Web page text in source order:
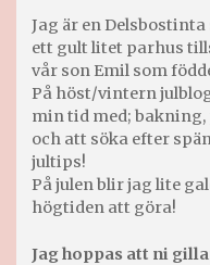
Jag är en
ett gult litet parhus
vår son Emil som
På höst/vintern
min tid med;
och att söka efter
jultips!
På julen blir jag lite
högtiden att göra!
Jag hoppas att ni